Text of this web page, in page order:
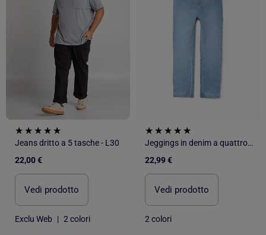
Jeans dritto a 5 tasche - L30
22,00 €
Vedi prodotto
Exclu Web | 2 colori
Jeggings in denim a quattro tasche
22,99 €
Vedi prodotto
2 colori